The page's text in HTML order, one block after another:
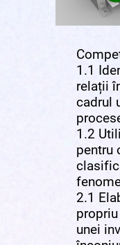
1.1
relații
cadrul
1.2
pentru
2.1
unei